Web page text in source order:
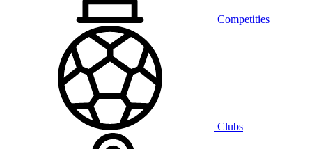
Competities
Clubs